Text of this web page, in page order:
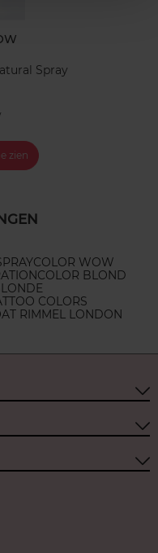
Spray
zien
COLOR WOW
COLOR BLOND
COLORS
RIMMEL LONDON